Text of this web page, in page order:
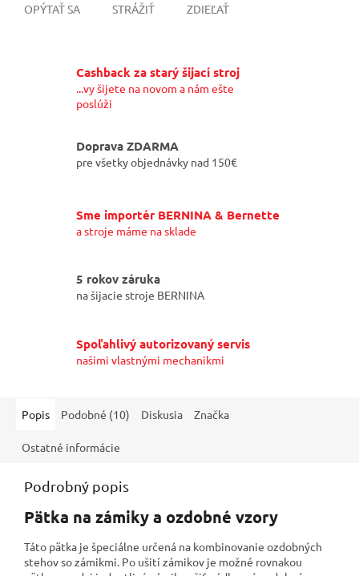
OPÝTAŤ SA STRÁŽIŤ ZDIEĽAŤ
Cashback za starý šijací stroj
...vy šijete na novom a nám ešte
poslúži
Doprava ZDARMA
pre všetky objednávky nad 150€
Sme importér BERNINA & Bernette
a stroje máme na sklade
5 rokov záruka
na šijacie stroje BERNINA
Spoľahlivý autorizovaný servis
našimi vlastnými mechanikmi
Popis Podobné (10) Diskusia Značka
Ostatné informácie
Podrobný popis
Pätka na zámiky a ozdobné vzory
Táto pätka je špeciálne určená na kombinovanie ozdobných
stehov so zámikmi. Po ušití zámikov je možné rovnakou